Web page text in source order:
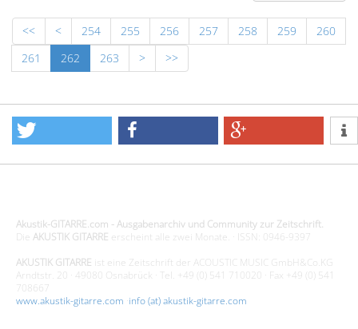
<< < 254 255 256 257 258 259
260
261
262 263 > >>
Akustik-GITARRE.com - Ausgabenarchiv und Community zur Zeitschrift.
Die AKUSTIK GITARRE erscheint alle zwei Monate. · ISSN: 0946-9397
AKUSTIK GITARRE ist eine Zeitschrift der ACOUSTIC MUSIC GmbH&Co.KG
Arndtstr. 20 · 49080 Osnabrück · Tel. +49 (0) 541 710020 · Fax +49 (0) 541
708667
www.akustik-gitarre.com ·info (at) akustik-gitarre.com